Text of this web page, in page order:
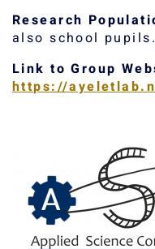
Research
also school pupils.
Link to Group
https://